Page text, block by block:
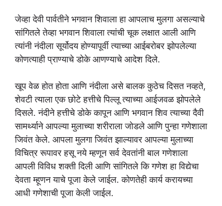
जेव्हा देवी पार्वतीने भगवान शिवाला हा आपलाच मुलगा असल्याचे
सांगितले तेव्हा भगवान शिवाला त्यांची चूक लक्षात आली आणि
त्यांनी नंदीला सूर्योदय होण्यापूर्वी त्याच्या आईबरोबर झोपलेल्या
कोणत्याही प्राण्याचे डोके आणण्याचे आदेश दिले.
खूप वेळ होत होता आणि नंदीला असे बालक कुठेच दिसत नव्हते,
शेवटी त्याला एक छोटे हत्तीचे पिल्लू त्याच्या आईजवळ झोपलेले
दिसले. नंदीने हत्तीचे डोके कापून आणि भगवान शिव त्याच्या दैवी
सामर्थ्याने आपल्या मुलाच्या शरीराला जोडले आणि पुन्हा गणेशाला
जिवंत केले. आपला मुलगा जिवंत झाल्यावर आपल्या मुलाच्या
विचित्र रूपावर हसू नये म्हणून सर्व देवतांनी बाल गणेशाला
आपली विविध शक्ती दिली आणि सांगितले कि गणेश हा विद्येचा
देवता म्हूणन याचे पूजा केले जाईल. कोणतेही कार्य करायच्या
आधी गणेशाची पूजा केली जाईल.